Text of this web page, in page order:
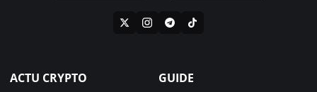
ACTU CRYPTO GUIDE